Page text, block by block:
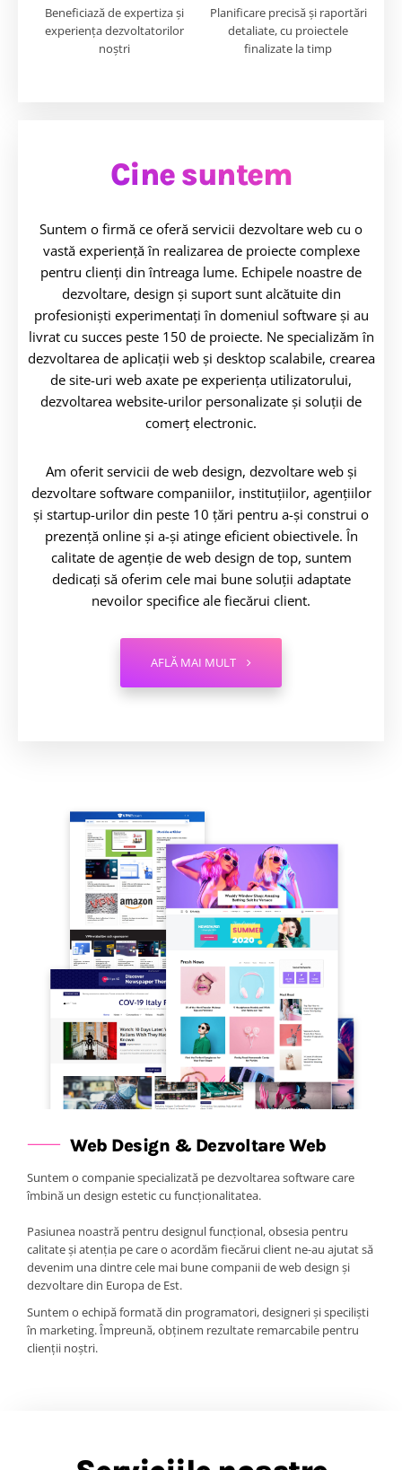
Beneficiază de expertiza și
experiența dezvoltatorilor
noștri
Planificare precisă și raportări
detaliate, cu proiectele
finalizate la timp
Cine suntem
Suntem o firmă ce oferă servicii dezvoltare web cu o
vastă experiență în realizarea de proiecte complexe
pentru clienți din întreaga lume. Echipele noastre de
dezvoltare, design și suport sunt alcătuite din
profesioniști experimentați în domeniul software și au
livrat cu succes peste 150 de proiecte. Ne specializăm în
dezvoltarea de aplicații web și desktop scalabile, crearea
de site-uri web axate pe experiența utilizatorului,
dezvoltarea website-urilor personalizate și soluții de
comerț electronic.
Am oferit servicii de web design, dezvoltare web și
dezvoltare software companiilor, instituțiilor, agențiilor
și startup-urilor din peste 10 țări pentru a-și construi o
prezență online și a-și atinge eficient obiectivele. În
calitate de agenție de web design de top, suntem
dedicați să oferim cele mai bune soluții adaptate
nevoilor specifice ale fiecărui client.
AFLĂ MAI MULT
Web Design & Dezvoltare Web
Suntem o companie specializată pe dezvoltarea software care
îmbină un design estetic cu funcționalitatea.
Pasiunea noastră pentru designul funcțional, obsesia pentru
calitate și atenția pe care o acordăm fiecărui client ne-au ajutat să
devenim una dintre cele mai bune companii de web design și
dezvoltare din Europa de Est.
Suntem o echipă formată din programatori, designeri și speciliști
în marketing. Împreună, obținem rezultate remarcabile pentru
clienții noștri.